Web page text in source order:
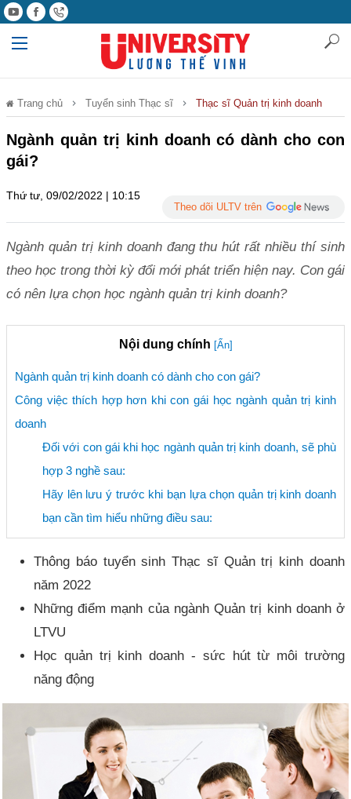
Trang chủ Tuyển sinh Thạc sĩ Thạc sĩ Quản trị kinh doanh
Ngành quản trị kinh doanh có dành cho con
gái?
Thứ tư, 09/02/2022 | 10:15
Theo dõi ULTV trên
Ngành quản trị kinh doanh đang thu hút rất nhiều thí sinh
theo học trong thời kỳ đổi mới phát triển hiện nay. Con gái
có nên lựa chọn học ngành quản trị kinh doanh?
Nội dung chính [Ẩn]
Ngành quản trị kinh doanh có dành cho con gái?
Công việc thích hợp hơn khi con gái học ngành quản trị kinh
doanh
Đối với con gái khi học ngành quản trị kinh doanh, sẽ phù
hợp 3 nghề sau:
Hãy lên lưu ý trước khi bạn lựa chọn quản trị kinh doanh
bạn cần tìm hiểu những điều sau:
Thông báo tuyển sinh Thạc sĩ Quản trị kinh doanh
năm 2022
Những điểm mạnh của ngành Quản trị kinh doanh ở
LTVU
Học quản trị kinh doanh - sức hút từ môi trường
năng động